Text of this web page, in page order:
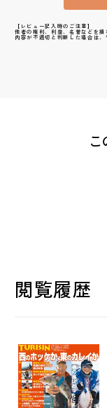
【レビュー記入時のご注意】
他者の権利、利益、名誉などを
内容が不適切と判断した場合は
閲覧履歴